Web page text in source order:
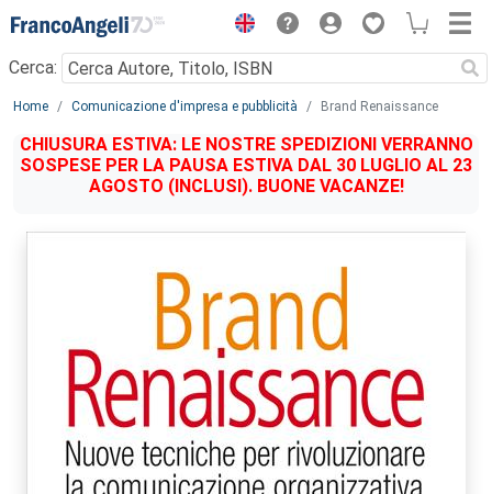
Menu
Cerca:
Main content
Home Comunicazione d'impresa e pubblicità Brand Renaissance
CHIUSURA ESTIVA: LE NOSTRE SPEDIZIONI VERRANNO
SOSPESE PER LA PAUSA ESTIVA DAL 30 LUGLIO AL 23
AGOSTO (INCLUSI). BUONE VACANZE!